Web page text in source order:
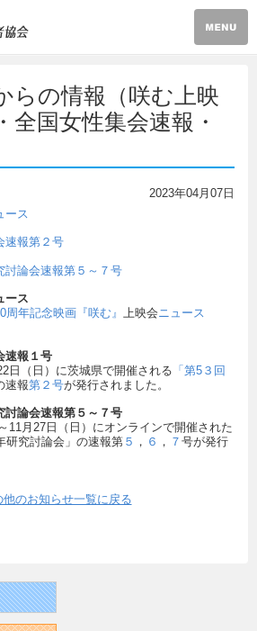
らの情報（咲む上映
全国女性集会速報・
2023年04月07日
ース
速報第２号
討論会速報第５～７号
ース
年記念映画『咲む』 上映会ニュース
速報１号
日（日）に茨城県で開催される 「第5３回
速報第２号が発行されました。
討論会速報第５～７号
11月27日（日）にオンラインで開催された
研究討論会」の速報第 ５ ， ６ ， ７ 号が発行
他のお知らせ一覧に戻る